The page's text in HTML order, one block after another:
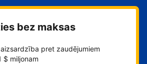
bez maksas
pret zaudējumiem
$ miljonam